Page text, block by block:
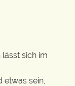
sich im
etwas sein,